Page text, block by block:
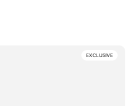
EXCLUSIVE